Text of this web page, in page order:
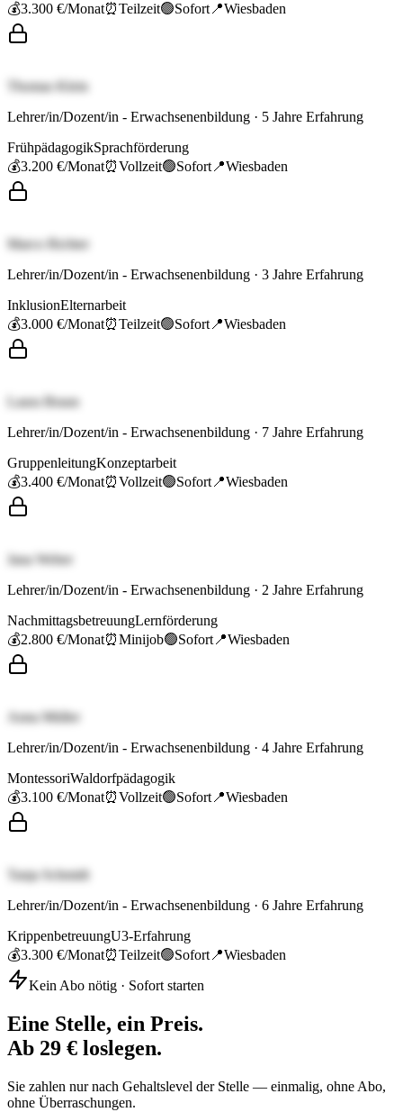
💰3.300 €/Monat⏰Teilzeit🟢Sofort 📍Wiesbaden
Thomas Klein
Lehrer/in/Dozent/in - Erwachsenenbildung · 5 Jahre Erfahrung
FrühpädagogikSprachförderung
💰3.200 €/Monat⏰Vollzeit🟢Sofort 📍Wiesbaden
Marco Richter
Lehrer/in/Dozent/in - Erwachsenenbildung · 3 Jahre Erfahrung
InklusionElternarbeit
💰3.000 €/Monat⏰Teilzeit🟢Sofort 📍Wiesbaden
Laura Braun
Lehrer/in/Dozent/in - Erwachsenenbildung · 7 Jahre Erfahrung
GruppenleitungKonzeptarbeit
💰3.400 €/Monat⏰Vollzeit🟢Sofort 📍Wiesbaden
Jana Weber
Lehrer/in/Dozent/in - Erwachsenenbildung · 2 Jahre Erfahrung
NachmittagsbetreuungLernförderung
💰2.800 €/Monat⏰Minijob🟢Sofort 📍Wiesbaden
Anna Müller
Lehrer/in/Dozent/in - Erwachsenenbildung · 4 Jahre Erfahrung
MontessoriWaldorfpädagogik
💰3.100 €/Monat⏰Vollzeit🟢Sofort 📍Wiesbaden
Tanja Schmidt
Lehrer/in/Dozent/in - Erwachsenenbildung · 6 Jahre Erfahrung
KrippenbetreuungU3-Erfahrung
💰3.300 €/Monat⏰Teilzeit🟢Sofort 📍Wiesbaden
Kein Abo nötig · Sofort starten
Eine Stelle, ein Preis.
Ab 29 € loslegen.
Sie zahlen nur nach Gehaltslevel der Stelle — einmalig, ohne Abo,
ohne Überraschungen.